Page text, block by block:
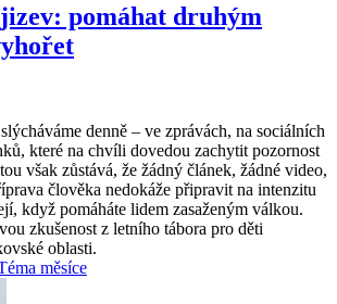
pomáhat druhým
denně –⁠ ve zprávách, na sociálních
které na chvíli dovedou zachytit pozornost
však zůstává, že žádný článek, žádné video,
člověka nedokáže připravit na intenzitu
když pomáháte lidem zasaženým válkou.
zkušenost z letního tábora pro děti
oblasti.
měsíce